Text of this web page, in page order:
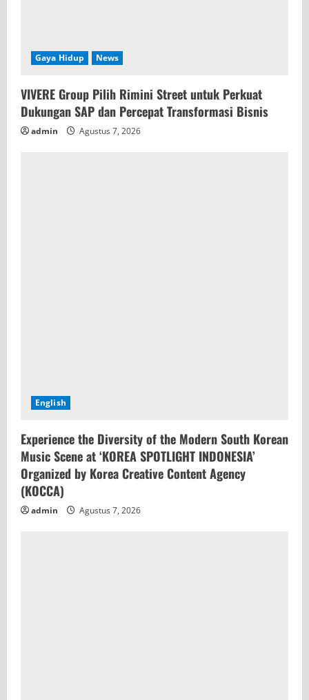
Gaya Hidup News
VIVERE Group Pilih Rimini Street untuk Perkuat
Dukungan SAP dan Percepat Transformasi Bisnis
admin Agustus 7, 2026
English
Experience the Diversity of the Modern South Korean
Music Scene at ‘KOREA SPOTLIGHT INDONESIA’
Organized by Korea Creative Content Agency
(KOCCA)
admin Agustus 7, 2026